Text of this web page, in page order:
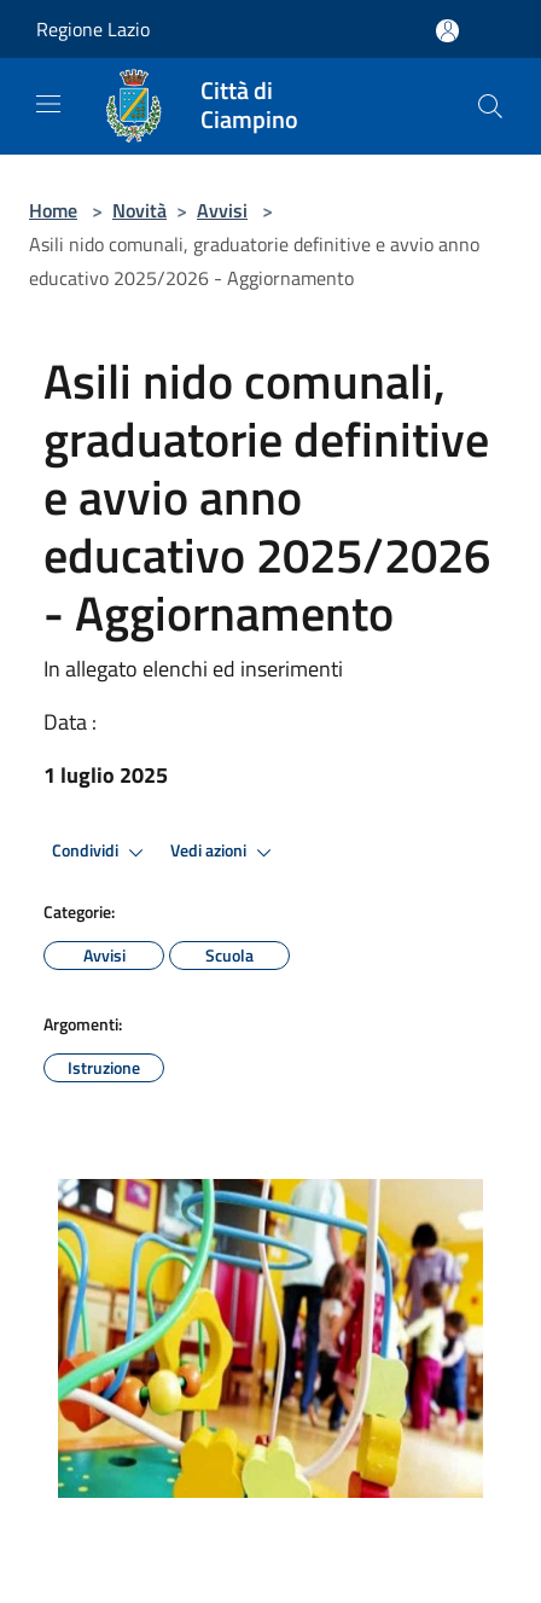
Regione Lazio
Città di
Ciampino
Home > Novità > Avvisi >
Asili nido comunali, graduatorie definitive e avvio anno
educativo 2025/2026 - Aggiornamento
Asili nido comunali,
graduatorie definitive
e avvio anno
educativo 2025/2026
- Aggiornamento
In allegato elenchi ed inserimenti
Data :
1 luglio 2025
Condividi Vedi azioni
Categorie:
Avvisi
Scuola
Argomenti:
Istruzione